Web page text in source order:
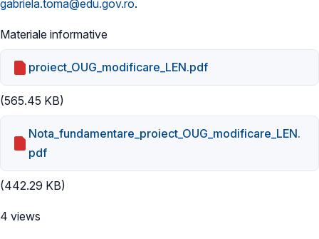
gabriela.toma@edu.gov.ro.
Materiale informative
proiect_OUG_modificare_LEN.pdf
(565.45 KB)
Nota_fundamentare_proiect_OUG_modificare_LEN.
pdf
(442.29 KB)
4 views